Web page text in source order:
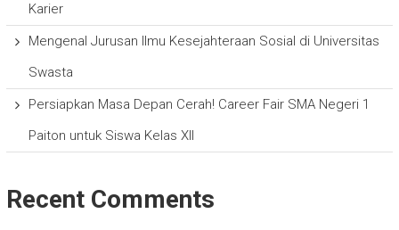
Karier
Mengenal Jurusan Ilmu Kesejahteraan Sosial di Universitas
Swasta
Persiapkan Masa Depan Cerah! Career Fair SMA Negeri 1
Paiton untuk Siswa Kelas XII
Recent Comments